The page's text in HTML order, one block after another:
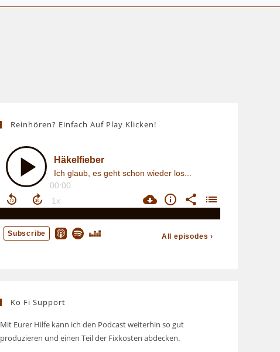
Reinhören? Einfach Auf Play Klicken!
Ko Fi Support
Mit Eurer Hilfe kann ich den Podcast weiterhin so gut
produzieren und einen Teil der Fixkosten abdecken.